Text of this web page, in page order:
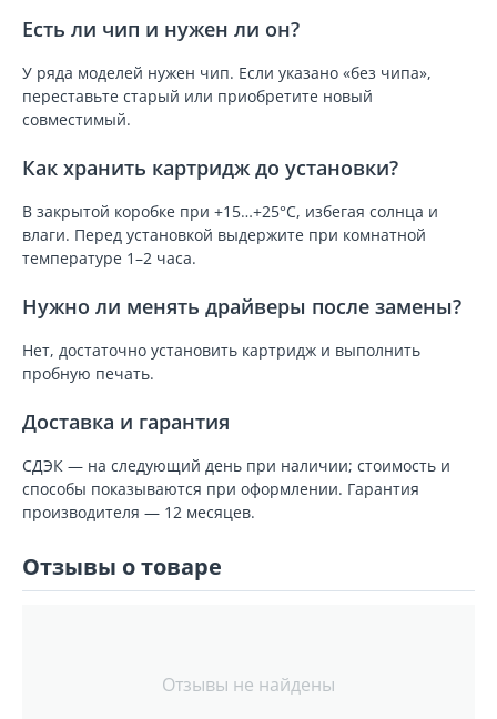
Есть ли чип и нужен ли он?
У ряда моделей нужен чип. Если указано «без чипа»,
переставьте старый или приобретите новый
совместимый.
Как хранить картридж до установки?
В закрытой коробке при +15…+25°C, избегая солнца и
влаги. Перед установкой выдержите при комнатной
температуре 1–2 часа.
Нужно ли менять драйверы после замены?
Нет, достаточно установить картридж и выполнить
пробную печать.
Доставка и гарантия
СДЭК — на следующий день при наличии; стоимость и
способы показываются при оформлении. Гарантия
производителя — 12 месяцев.
Отзывы о товаре
Отзывы не найдены